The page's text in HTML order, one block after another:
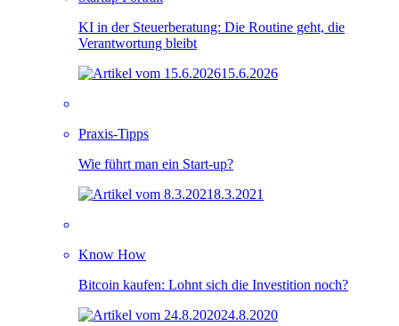
KI in der Steuerberatung: Die Routine geht, die
Verantwortung bleibt
15.6.2026
Praxis-Tipps
Wie führt man ein Start-up?
8.3.2021
Know How
Bitcoin kaufen: Lohnt sich die Investition noch?
24.8.2020